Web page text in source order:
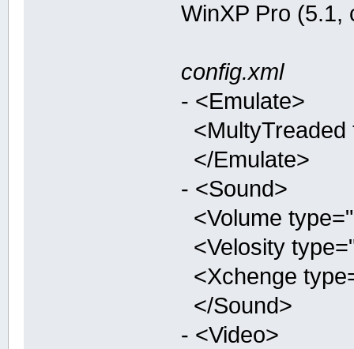
WinXP Pro (5.1,
config.xml
- <Emulate>
</Emulate>
- <Sound>
<Volume
<Velosity
<Xchenge
</Sound>
- <Video>